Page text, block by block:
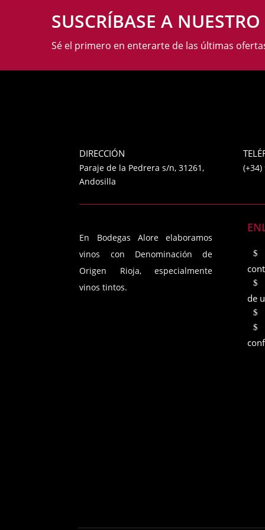
pueden
elegir
en
SUSCRÍBASE A
Sé el primero en enterarte de las últimas
DIRECCIÓN
Paraje de la Pedrera s/n, 31261,
Andosilla
(+34)
En Bodegas Alore elaboramos
vinos con Denominación de
Origen Rioja, especialmente
vinos tintos.
de